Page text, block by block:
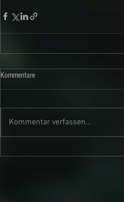
Kommentare
Kommentar verfassen...